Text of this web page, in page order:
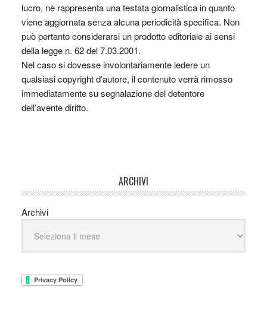
lucro, nè rappresenta una testata giornalistica in quanto
viene aggiornata senza alcuna periodicità specifica. Non
può pertanto considerarsi un prodotto editoriale ai sensi
della legge n. 62 del 7.03.2001.
Nel caso si dovesse involontariamente ledere un
qualsiasi copyright d’autore, il contenuto verrà rimosso
immediatamente su segnalazione del detentore
dell’avente diritto.
ARCHIVI
Archivi